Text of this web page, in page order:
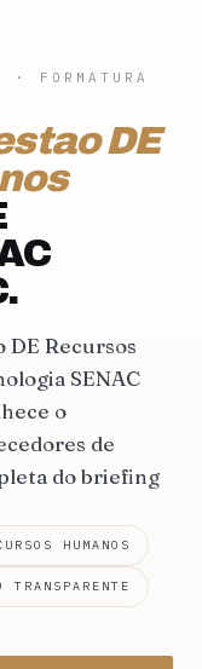
· FORMATURA
DE
DE Recursos
SENAC
o
de
do briefing
HUMANOS
TRANSPARENTE